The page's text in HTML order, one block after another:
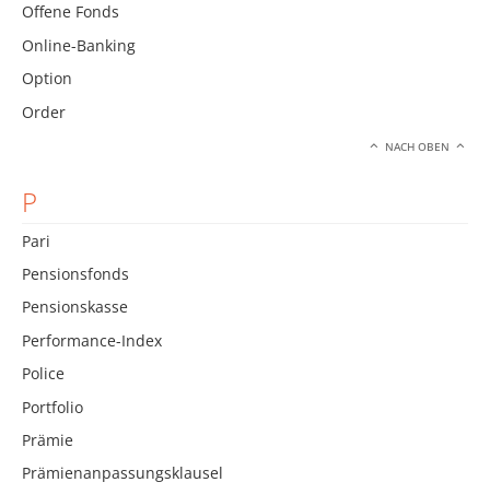
Offene Fonds
Online-Banking
Option
Order
NACH OBEN
P
Pari
Pensionsfonds
Pensionskasse
Performance-Index
Police
Portfolio
Prämie
Prämienanpassungsklausel